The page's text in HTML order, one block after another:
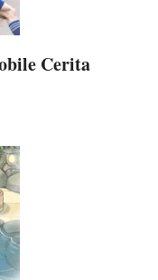
Cerita